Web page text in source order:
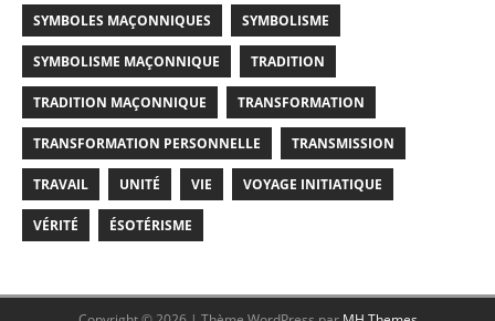
SYMBOLES MAÇONNIQUES SYMBOLISME
SYMBOLISME MAÇONNIQUE TRADITION
TRADITION MAÇONNIQUE TRANSFORMATION
TRANSFORMATION PERSONNELLE TRANSMISSION
TRAVAIL UNITÉ VIE VOYAGE INITIATIQUE
VÉRITÉ ÉSOTÉRISME